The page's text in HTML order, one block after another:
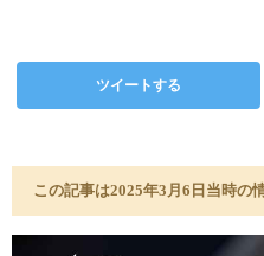
ツイートする
この記事は2025年3月6日当時の